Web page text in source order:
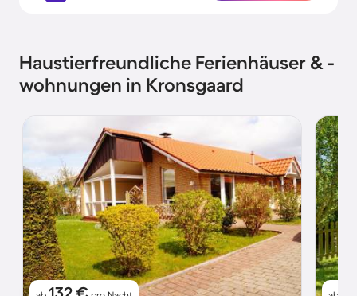
Haustierfreundliche Ferienhäuser & -
wohnungen in Kronsgaard